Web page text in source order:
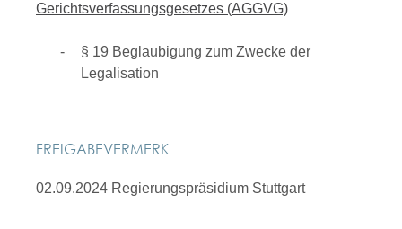
Gerichtsverfassungsgesetzes (AGGVG)
§ 19 Beglaubigung zum Zwecke der
Legalisation
FREIGABEVERMERK
02.09.2024 Regierungspräsidium Stuttgart